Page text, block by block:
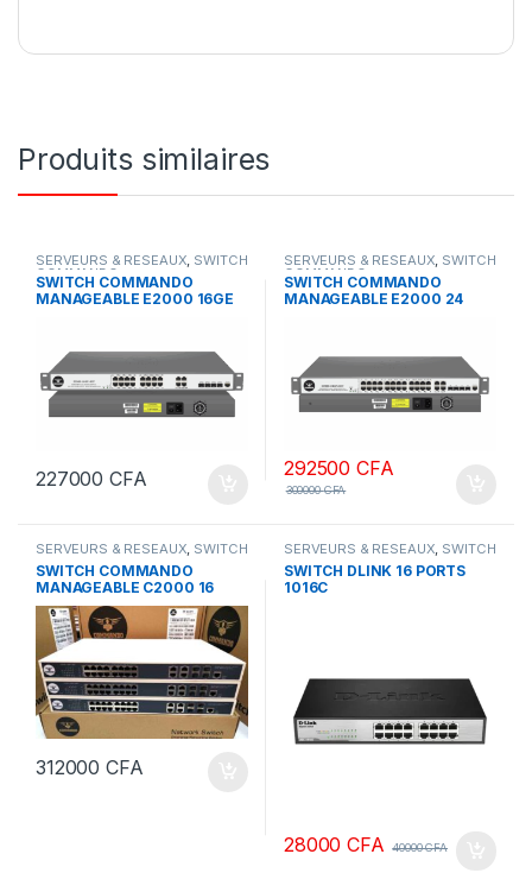
Produits similaires
SERVEURS & RESEAUX, SWITCH
COMMANDO
SWITCH COMMANDO
MANAGEABLE E2000 16GE
227000CFA
SERVEURS & RESEAUX, SWITCH
COMMANDO
SWITCH COMMANDO
MANAGEABLE E2000 24
292500CFA
300000CFA
SERVEURS & RESEAUX SWITCH
SWITCH COMMANDO
MANAGEABLE C2000 16
ports Gigabyte + POE 290 w
312000CFA
SERVEURS & RESEAUX SWITCH
SWITCH DLINK 16 PORTS
1016C
28000CFA 40000CFA